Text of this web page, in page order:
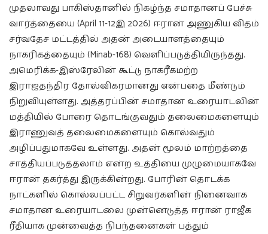
முதலாவது பாகிஸ்தானில் நிகழ்ந்த சமாதானப் பேச்சு
வார்த்தையை (April 11-12இ 2026) ஈரான் அணுகிய விதம்
சர்வதேச மட்டத்தில் அதன் அடையாளத்தையும்
நாகரிகத்தையும் (Minab-168) வெளிப்படுத்தியிருந்தது.
அமெரிக்க-இஸ்ரேலின் கூட்டு நாகரீகமற்ற
இராஜதந்திர தோல்விகரமானது என்பதை மீண்டும்
நிறுவியுள்ளது. அத்தரப்பின் சமாதான உரையாடலின்
மத்தியில் போரை தொடங்குவதும் தலைமைகளையும்
இராணுவத் தலைமைகளையும் கொல்வதும்
அழிப்பதுமாகவே உள்ளது. அதன் மூலம் மாற்றத்தை
சாத்தியப்படுத்தலாம் என்ற உத்தியை முழுமையாகவே
ஈரான் தகர்த்து இருக்கின்றது. போரின் தொடக்க
நாட்களில் கொல்லப்பட்ட சிறுவர்களின் நினைவாக
சமாதான உரையாடலை முன்னெடுத்த ஈரான் ராஜீக
ரீதியாக முன்வைத்த நிபந்தனைகள் பத்தும்